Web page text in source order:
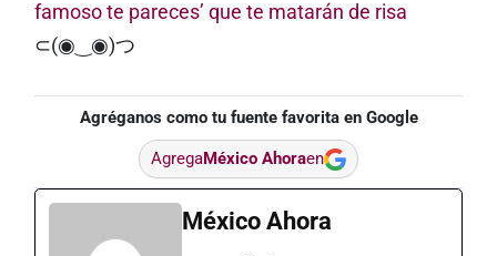
famoso te pareces’ que te matarán de risa
⊂(◉‿◉)つ
Agréganos como tu fuente favorita en Google
AgregaMéxico Ahoraen
México Ahora